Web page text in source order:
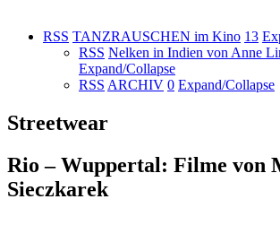
RSS TANZRAUSCHEN im Kino 13
RSS Nelken in Indien von Anne
Expand/Collapse
RSS ARCHIV 0 Expand/Collapse
Streetwear
Rio – Wuppertal: Filme von
Sieczkarek